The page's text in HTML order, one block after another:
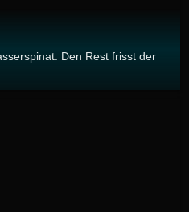
Den Rest frisst der